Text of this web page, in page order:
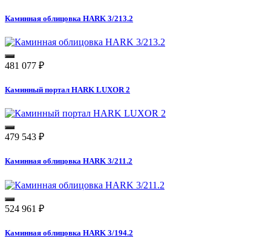
Каминная облицовка HARK 3/213.2
481 077 ₽
Каминный портал HARK LUXOR 2
479 543 ₽
Каминная облицовка HARK 3/211.2
524 961 ₽
Каминная облицовка HARK 3/194.2